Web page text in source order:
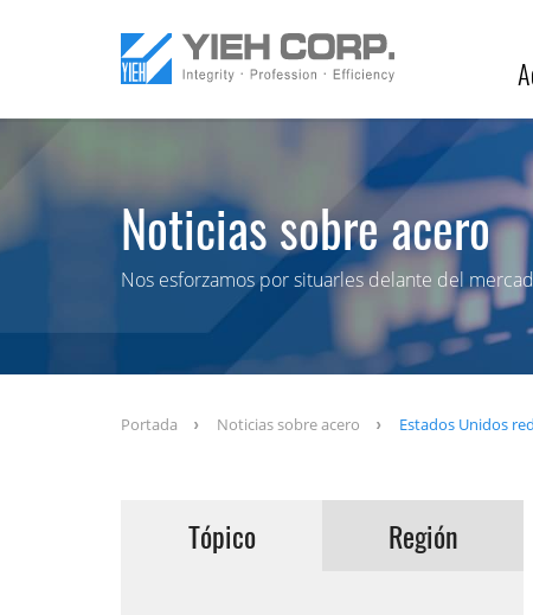
Noticias sobre acero
Nos esforzamos por situarles delante del
Portada Noticias sobre acero Estados Unidos
Tópico Región